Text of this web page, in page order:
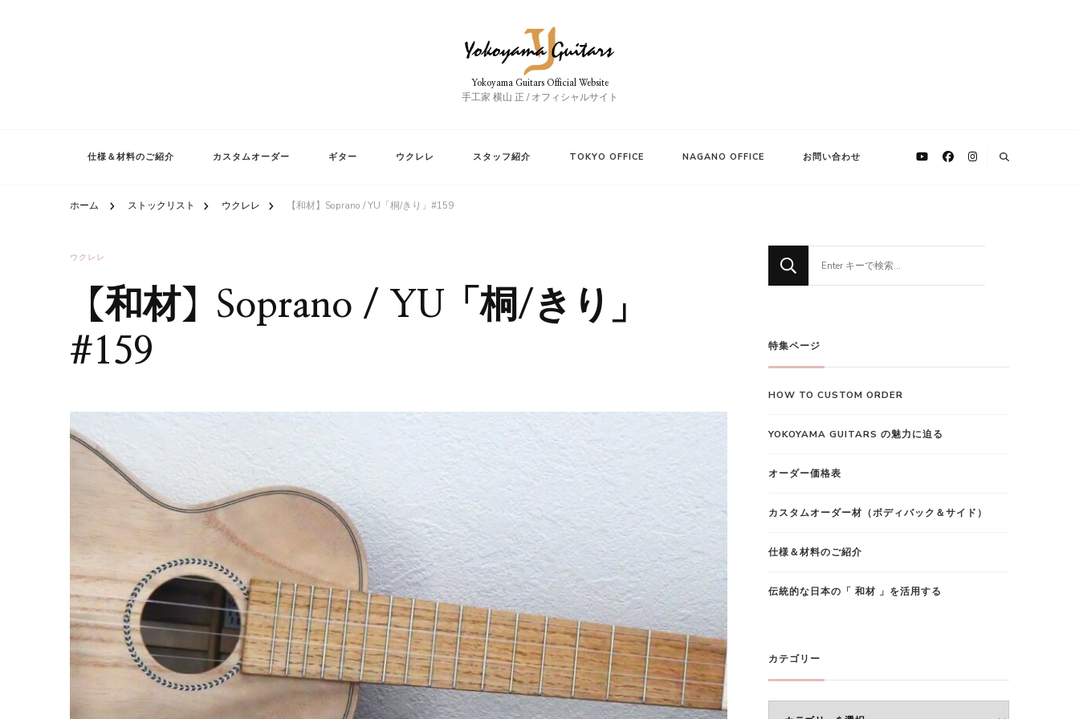
Yokoyama Guitars Official Website
手工家 横山 正 / オフィシャルサイト
仕様＆材料のご紹介 カスタムオーダー ギター ウクレレ スタッフ紹介 TOKYO OFFICE NAGANO OFFICE お問い合わせ
ホーム ストックリスト ウクレレ 【和材】Soprano / YU「桐/きり」#159
ウクレレ
【和材】Soprano / YU「桐/きり」
#159
探
す
?
特集ページ
HOW TO CUSTOM ORDER
YOKOYAMA GUITARS の魅力に迫る
オーダー価格表
カスタムオーダー材（ボディバック＆サイド）
仕様＆材料のご紹介
伝統的な日本の「 和材 」を活用する
カテゴリー